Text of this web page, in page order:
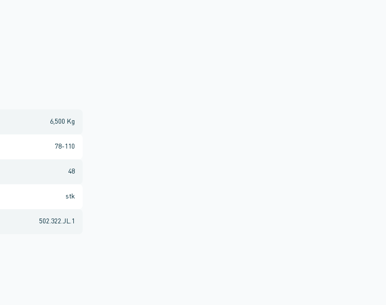
6,500 Kg
78-110
48
stk
502.322.JL.1